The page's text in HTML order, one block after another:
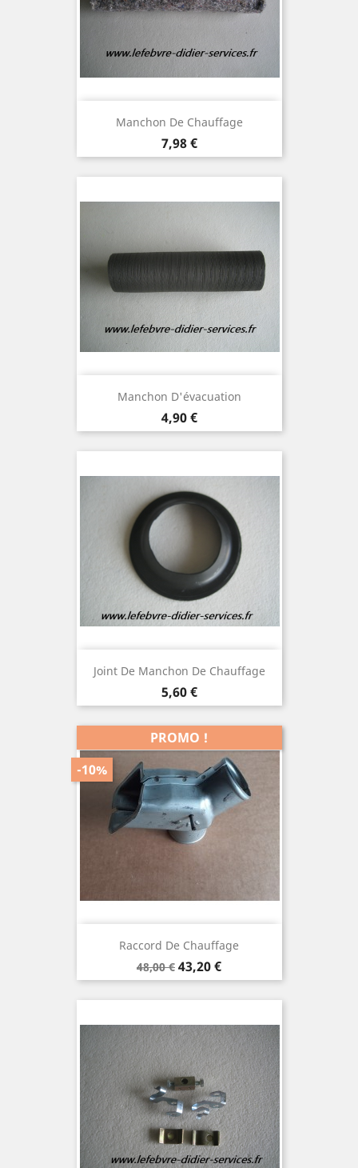
Manchon De Chauffage
Prix
7,98 €
Manchon D'évacuation
Prix
4,90 €
Joint De Manchon De Chauffage
Prix
5,60 €
Raccord De Chauffage
Prix
de
base
48,00 €
-10%
Prix
43,20 €
PROMO !